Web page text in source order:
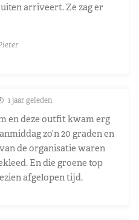
arriveert. Ze zag er
1 jaar geleden
en deze outfit kwam erg
zo’n 20 graden en
de organisatie waren
En die groene top
afgelopen tijd.